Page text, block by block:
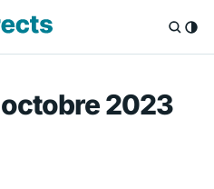
—
2023